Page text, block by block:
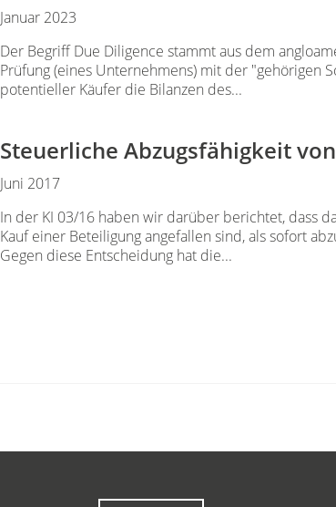
Januar 2023
Der Begriff Due Diligence stammt aus dem
Prüfung (eines Unternehmens) mit der "gehörigen
potentieller Käufer die Bilanzen des...
Steuerliche Abzugsfähigkeit
Juni 2017
In der KI 03/16 haben wir darüber berichtet, dass
Kauf einer Beteiligung angefallen sind, als sofort
Gegen diese Entscheidung hat die...